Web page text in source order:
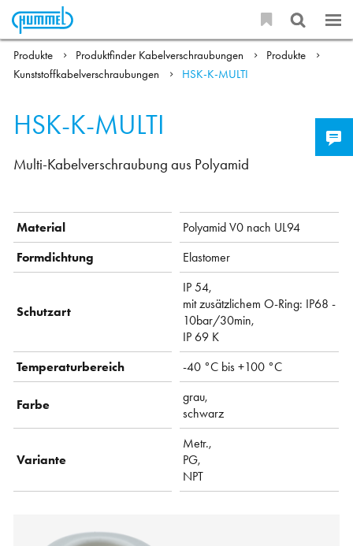
Produkte Produktfinder Kabelverschraubungen
Produkte
Kunststoffkabelverschraubungen
HSK-K-MULTI
HSK-K-MULTI
Multi-Kabelverschraubung aus Polyamid
Material
Polyamid V0 nach UL94
Formdichtung
Elastomer
Schutzart
IP 54,
mit zusätzlichem O-Ring: IP68 -
10bar/30min,
IP 69 K
Temperaturbereich
-40 °C bis +100 °C
Farbe
grau,
schwarz
Variante
Metr.,
PG,
NPT